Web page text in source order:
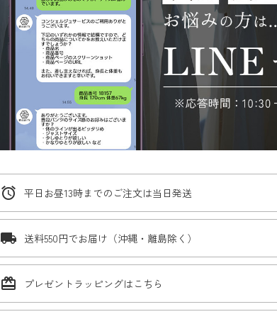
alarm 平日お昼13時までのご注文は当日発送
local_shipping 送料550円でお届け（沖縄・離島除く）
card_giftcard プレゼントラッピングはこちら